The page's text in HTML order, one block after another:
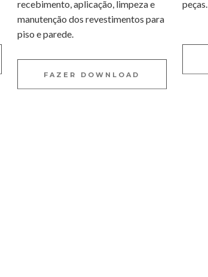
recebimento, aplicação, limpeza e
manutenção dos revestimentos para
piso e parede.
FAZER DOWNLOAD
peças.